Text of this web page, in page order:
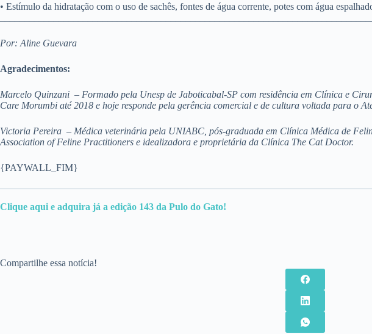
• Estímulo da hidratação com o uso de sachês, fontes de água corrente, potes com água
Por: Aline Guevara
Agradecimentos:
Marcelo Quinzani – Formado pela Unesp de Jaboticabal-SP com residência em Clínica e
Care Morumbi até 2018 e hoje responde pela gerência comercial e de cultura voltada para o
Victoria Pereira – Médica veterinária pela UNIABC, pós-graduada em Clínica Médica de
Association of Feline Practitioners e idealizadora e proprietária da Clínica The Cat Doctor.
{PAYWALL_FIM}
Clique aqui e adquira já a edição 143 da Pulo do Gato!
Compartilhe essa notícia!